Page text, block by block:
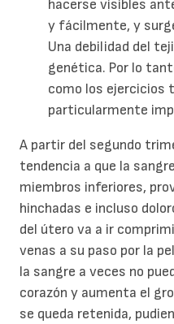
hacerse visibles
y fácilmente, y
Una debilidad del
genética. Por lo
como los ejercicios
particularmente
A partir del segundo
tendencia a que la
miembros inferiores,
hinchadas e incluso
del útero va a ir
venas a su paso por la
la sangre a veces no
corazón y aumenta el
se queda retenida,